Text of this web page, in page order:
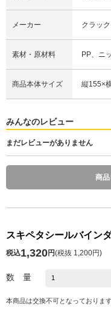
メーカー クラック
素材・原材料 PP、ニ
商品本体サイズ 縦155×
みんなのレビュー
まだレビューがありません
商
スキペタシールバイン
税込1,320円(税抜 1,200円)
数 量
本商品は交換不可となっておりま